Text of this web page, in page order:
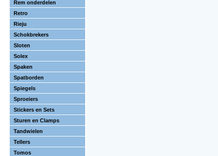
Rem onderdelen
Retro
Rieju
Schokbrekers
Sloten
Solex
Spaken
Spatborden
Spiegels
Sproeiers
Stickers en Sets
Sturen en Clamps
Tandwielen
Tellers
Tomos